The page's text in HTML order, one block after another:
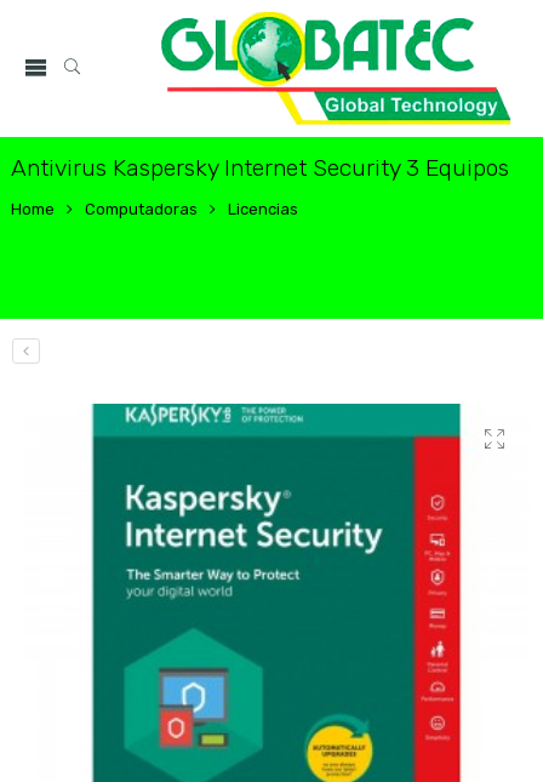
Antivirus Kaspersky Internet Security 3 Equipos
Home Computadoras Licencias